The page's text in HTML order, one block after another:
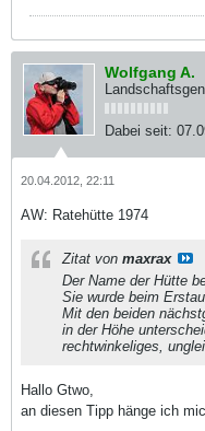
Wolfgang A.
Dabei seit:
20.04.2012, 22:11
AW: Ratehütte 1974
Zitat von maxrax
Der Name der Hütte
Sie wurde beim
Mit den beiden
in der Höhe
rechtwinkeliges,
Hallo Gtwo,
an diesen Tipp hänge ich